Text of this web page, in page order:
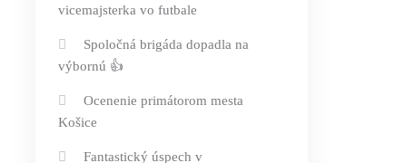
vicemajsterka vo futbale
Spoločná brigáda dopadla na
výbornú 👍
Ocenenie primátorom mesta
Košice
Fantastický úspech v